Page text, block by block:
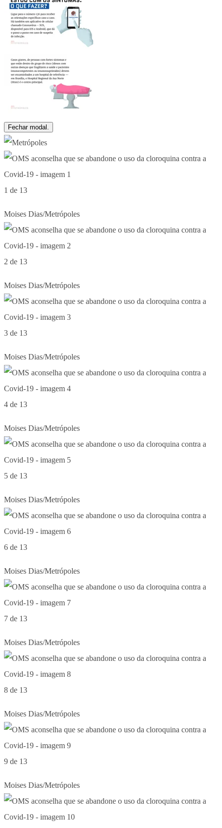
Fechar modal.
1 de 13
Moises Dias/Metrópoles
2 de 13
Moises Dias/Metrópoles
3 de 13
Moises Dias/Metrópoles
4 de 13
Moises Dias/Metrópoles
5 de 13
Moises Dias/Metrópoles
6 de 13
Moises Dias/Metrópoles
7 de 13
Moises Dias/Metrópoles
8 de 13
Moises Dias/Metrópoles
9 de 13
Moises Dias/Metrópoles